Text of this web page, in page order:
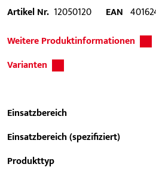
Artikel Nr. 12050120 EAN
Weitere Produktinformationen
Varianten
Einsatzbereich
Einsatzbereich (spezifiziert)
Produkttyp